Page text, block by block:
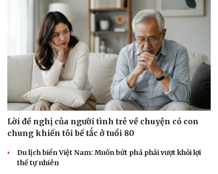
Sức khỏe
Dinh dưỡng - món ngon
Cây thuốc
Sản phụ khoa
Đời sống
Nhà đẹp
Blog
Lời đề nghị của người tình trẻ về chuyện có con
chung khiến tôi bế tắc ở tuổi 80
Du lịch biển Việt Nam: Muốn bứt phá phải vượt khỏi lợi
thế tự nhiên